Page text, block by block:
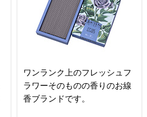
ワンランク上のフレッシュフ
ラワーそのものの香りのお線
香ブランドです。